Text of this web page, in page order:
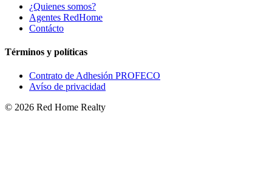
¿Quienes somos?
Agentes RedHome
Contácto
Términos y políticas
Contrato de Adhesión PROFECO
Avíso de privacidad
© 2026 Red Home Realty